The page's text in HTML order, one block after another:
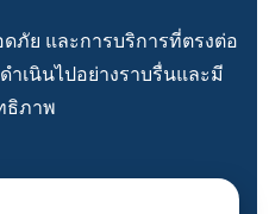
ภัย และการบริการที่ตรงต่อ
ำเนินไปอย่างราบรื่นและมี
ธิภาพ